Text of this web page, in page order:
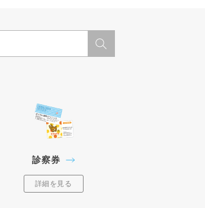
診察券
詳細を見る